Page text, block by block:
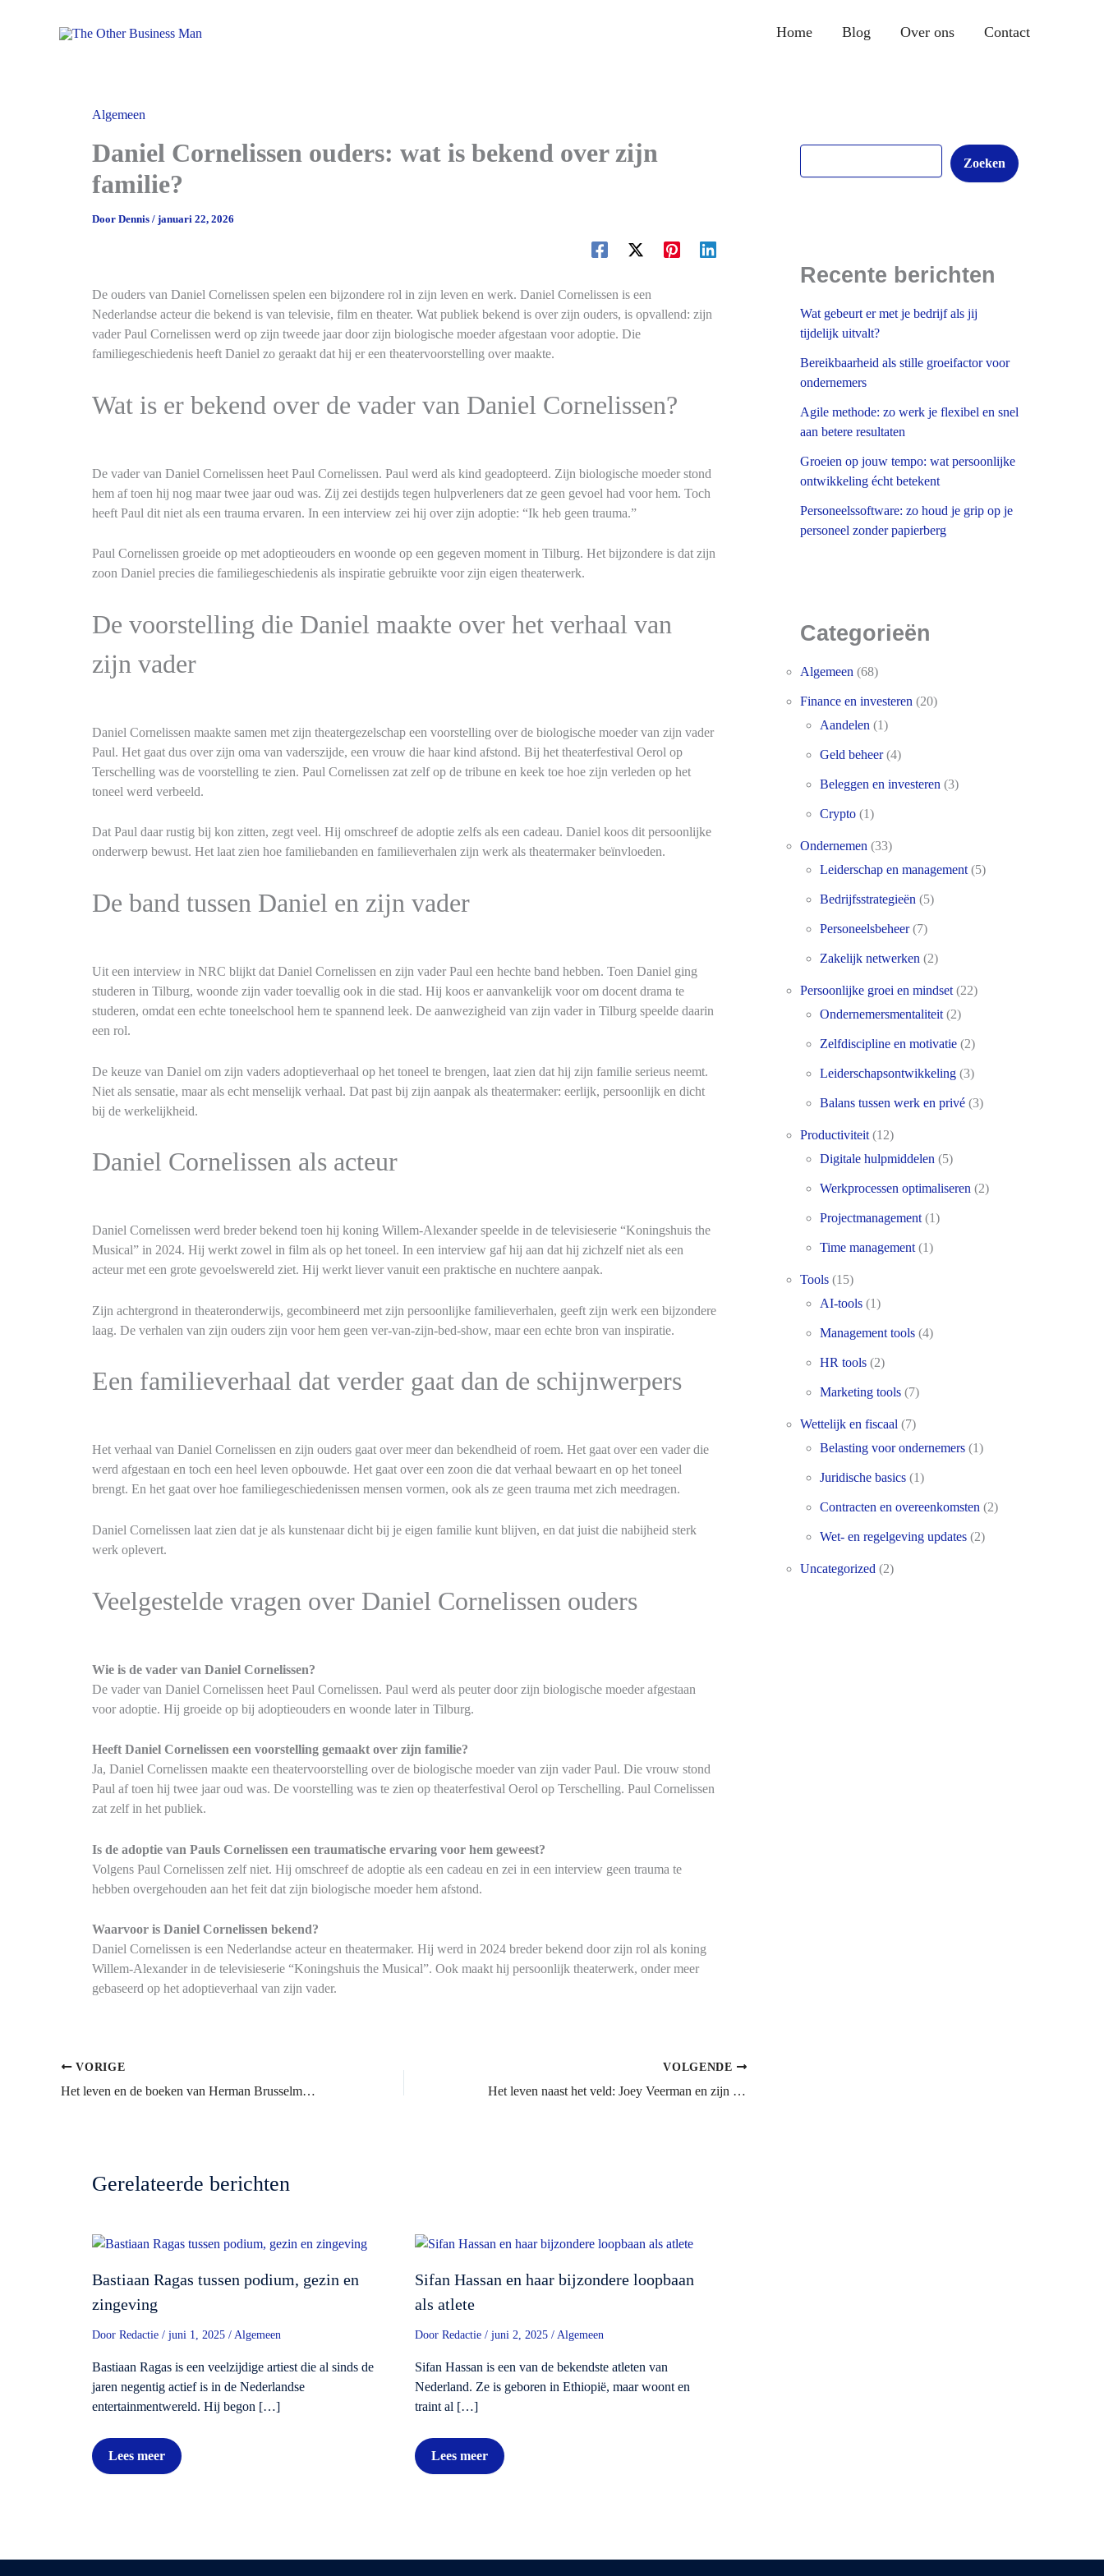
Home Blog Over ons Contact
Algemeen
Daniel Cornelissen ouders: wat is bekend over zijn
familie?
Door Dennis / januari 22, 2026
De ouders van Daniel Cornelissen spelen een bijzondere rol in zijn leven en werk. Daniel Cornelissen is een
Nederlandse acteur die bekend is van televisie, film en theater. Wat publiek bekend is over zijn ouders, is opvallend: zijn
vader Paul Cornelissen werd op zijn tweede jaar door zijn biologische moeder afgestaan voor adoptie. Die
familiegeschiedenis heeft Daniel zo geraakt dat hij er een theatervoorstelling over maakte.
Wat is er bekend over de vader van Daniel Cornelissen?
De vader van Daniel Cornelissen heet Paul Cornelissen. Paul werd als kind geadopteerd. Zijn biologische moeder stond
hem af toen hij nog maar twee jaar oud was. Zij zei destijds tegen hulpverleners dat ze geen gevoel had voor hem. Toch
heeft Paul dit niet als een trauma ervaren. In een interview zei hij over zijn adoptie: “Ik heb geen trauma.”
Paul Cornelissen groeide op met adoptieouders en woonde op een gegeven moment in Tilburg. Het bijzondere is dat zijn
zoon Daniel precies die familiegeschiedenis als inspiratie gebruikte voor zijn eigen theaterwerk.
De voorstelling die Daniel maakte over het verhaal van
zijn vader
Daniel Cornelissen maakte samen met zijn theatergezelschap een voorstelling over de biologische moeder van zijn vader
Paul. Het gaat dus over zijn oma van vaderszijde, een vrouw die haar kind afstond. Bij het theaterfestival Oerol op
Terschelling was de voorstelling te zien. Paul Cornelissen zat zelf op de tribune en keek toe hoe zijn verleden op het
toneel werd verbeeld.
Dat Paul daar rustig bij kon zitten, zegt veel. Hij omschreef de adoptie zelfs als een cadeau. Daniel koos dit persoonlijke
onderwerp bewust. Het laat zien hoe familiebanden en familieverhalen zijn werk als theatermaker beïnvloeden.
De band tussen Daniel en zijn vader
Uit een interview in NRC blijkt dat Daniel Cornelissen en zijn vader Paul een hechte band hebben. Toen Daniel ging
studeren in Tilburg, woonde zijn vader toevallig ook in die stad. Hij koos er aanvankelijk voor om docent drama te
studeren, omdat een echte toneelschool hem te spannend leek. De aanwezigheid van zijn vader in Tilburg speelde daarin
een rol.
De keuze van Daniel om zijn vaders adoptieverhaal op het toneel te brengen, laat zien dat hij zijn familie serieus neemt.
Niet als sensatie, maar als echt menselijk verhaal. Dat past bij zijn aanpak als theatermaker: eerlijk, persoonlijk en dicht
bij de werkelijkheid.
Daniel Cornelissen als acteur
Daniel Cornelissen werd breder bekend toen hij koning Willem-Alexander speelde in de televisieserie “Koningshuis the
Musical” in 2024. Hij werkt zowel in film als op het toneel. In een interview gaf hij aan dat hij zichzelf niet als een
acteur met een grote gevoelswereld ziet. Hij werkt liever vanuit een praktische en nuchtere aanpak.
Zijn achtergrond in theateronderwijs, gecombineerd met zijn persoonlijke familieverhalen, geeft zijn werk een bijzondere
laag. De verhalen van zijn ouders zijn voor hem geen ver-van-zijn-bed-show, maar een echte bron van inspiratie.
Een familieverhaal dat verder gaat dan de schijnwerpers
Het verhaal van Daniel Cornelissen en zijn ouders gaat over meer dan bekendheid of roem. Het gaat over een vader die
werd afgestaan en toch een heel leven opbouwde. Het gaat over een zoon die dat verhaal bewaart en op het toneel
brengt. En het gaat over hoe familiegeschiedenissen mensen vormen, ook als ze geen trauma met zich meedragen.
Daniel Cornelissen laat zien dat je als kunstenaar dicht bij je eigen familie kunt blijven, en dat juist die nabijheid sterk
werk oplevert.
Veelgestelde vragen over Daniel Cornelissen ouders
Wie is de vader van Daniel Cornelissen?
De vader van Daniel Cornelissen heet Paul Cornelissen. Paul werd als peuter door zijn biologische moeder afgestaan
voor adoptie. Hij groeide op bij adoptieouders en woonde later in Tilburg.
Heeft Daniel Cornelissen een voorstelling gemaakt over zijn familie?
Ja, Daniel Cornelissen maakte een theatervoorstelling over de biologische moeder van zijn vader Paul. Die vrouw stond
Paul af toen hij twee jaar oud was. De voorstelling was te zien op theaterfestival Oerol op Terschelling. Paul Cornelissen
zat zelf in het publiek.
Is de adoptie van Pauls Cornelissen een traumatische ervaring voor hem geweest?
Volgens Paul Cornelissen zelf niet. Hij omschreef de adoptie als een cadeau en zei in een interview geen trauma te
hebben overgehouden aan het feit dat zijn biologische moeder hem afstond.
Waarvoor is Daniel Cornelissen bekend?
Daniel Cornelissen is een Nederlandse acteur en theatermaker. Hij werd in 2024 breder bekend door zijn rol als koning
Willem-Alexander in de televisieserie “Koningshuis the Musical”. Ook maakt hij persoonlijk theaterwerk, onder meer
gebaseerd op het adoptieverhaal van zijn vader.
VORIGE
Het leven en de boeken van Herman Brusselmans en zijn zoontje Roman
VOLGENDE
Het leven naast het veld: Joey Veerman en zijn vriendin Chantalle Schilder
Gerelateerde berichten
Bastiaan Ragas tussen podium, gezin en
zingeving
Door Redactie / juni 1, 2025 / Algemeen
Bastiaan Ragas is een veelzijdige artiest die al sinds de
jaren negentig actief is in de Nederlandse
entertainmentwereld. Hij begon […]
Lees meer
Sifan Hassan en haar bijzondere loopbaan
als atlete
Door Redactie / juni 2, 2025 / Algemeen
Sifan Hassan is een van de bekendste atleten van
Nederland. Ze is geboren in Ethiopië, maar woont en
traint al […]
Lees meer
e
Zoeken
Recente berichten
Wat gebeurt er met je bedrijf als jij
tijdelijk uitvalt?
Bereikbaarheid als stille groeifactor voor
ondernemers
Agile methode: zo werk je flexibel en snel
aan betere resultaten
Groeien op jouw tempo: wat persoonlijke
ontwikkeling écht betekent
Personeelssoftware: zo houd je grip op je
personeel zonder papierberg
Categorieën
Algemeen (68)
Finance en investeren (20)
Aandelen (1)
Geld beheer(4)
Beleggen en investeren (3)
Crypto (1)
Ondernemen (33)
Leiderschap en management(5)
Bedrijfsstrategieën (5)
Personeelsbeheer(7)
Zakelijk netwerken (2)
Persoonlijke groei en mindset(22)
Ondernemersmentaliteit(2)
Zelfdiscipline en motivatie (2)
Leiderschapsontwikkeling (3)
Balans tussen werk en privé (3)
Productiviteit(12)
Digitale hulpmiddelen (5)
Werkprocessen optimaliseren (2)
Projectmanagement(1)
Time management(1)
Tools (15)
AI-tools (1)
Management tools (4)
HR tools (2)
Marketing tools (7)
Wettelijk en fiscaal (7)
Belasting voor ondernemers (1)
Juridische basics (1)
Contracten en overeenkomsten (2)
Wet- en regelgeving updates (2)
Uncategorized (2)